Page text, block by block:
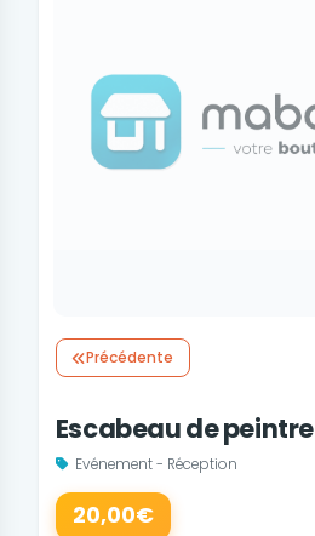
Précédente
Escabeau de peintre
Evénement - Réception
20,00€